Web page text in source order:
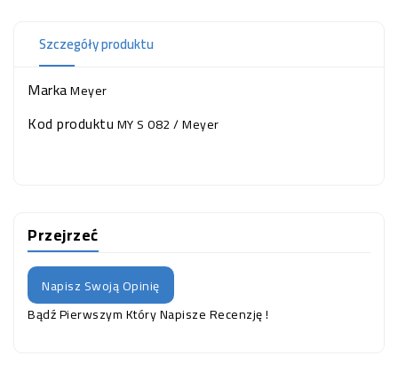
Szczegóły produktu
MarkaMeyer
Kod produktuMY S 082 / Meyer
Przejrzeć
Napisz Swoją Opinię
Bądź Pierwszym Który Napisze Recenzję !